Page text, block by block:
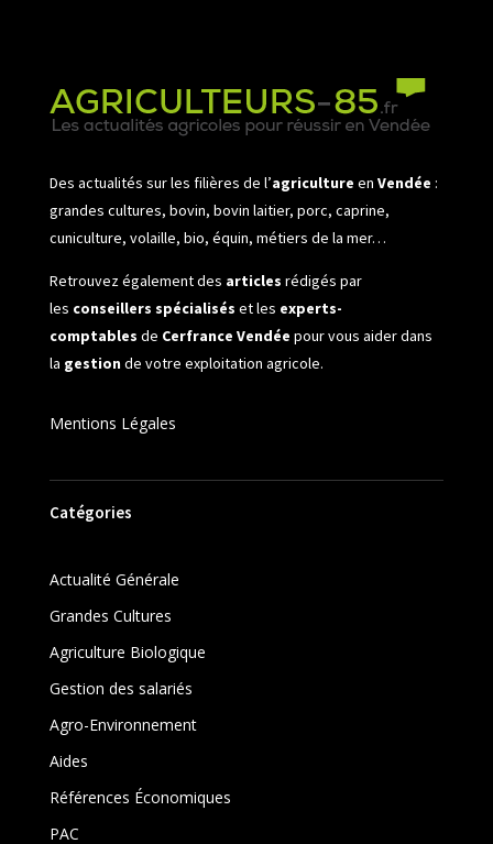
Des actualités sur les filières de l’agriculture en Vendée :
grandes cultures, bovin, bovin laitier, porc, caprine,
cuniculture, volaille, bio, équin, métiers de la mer…
Retrouvez également des articles rédigés par
les conseillers spécialisés et les experts-
comptables de Cerfrance Vendée pour vous aider dans
la gestionde votre exploitation agricole.
Mentions Légales
Catégories
Actualité Générale
Grandes Cultures
Agriculture Biologique
Gestion des salariés
Agro-Environnement
Aides
Références Économiques
PAC